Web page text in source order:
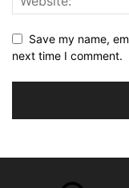
Save my name,
next time I comment.